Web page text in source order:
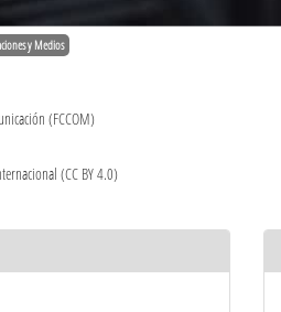
y Medios
(FCCOM)
(CC BY 4.0)